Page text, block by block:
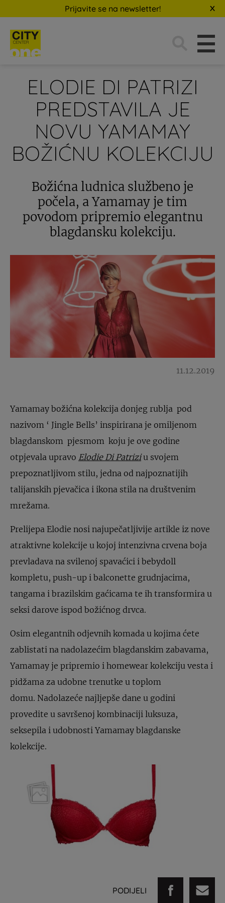
Prijavite se na newsletter!
ELODIE DI PATRIZI
PREDSTAVILA JE
NOVU YAMAMAY
BOŽIĆNU KOLEKCIJU
Božićna ludnica službeno je
počela, a Yamamay je tim
povodom pripremio elegantnu
blagdansku kolekciju.
11.12.2019
Yamamay božićna kolekcija donjeg rublja pod
nazivom ‘ Jingle Bells’ inspirirana je omiljenom
blagdanskom pjesmom koju je ove godine
otpjevala upravo Elodie Di Patriziu svojem
prepoznatljivom stilu, jedna od najpoznatijih
talijanskih pjevačica i ikona stila na društvenim
mrežama.
Prelijepa Elodie nosi najupečatljivije artikle iz nove
atraktivne kolekcije u kojoj intenzivna crvena boja
prevladava na svilenoj spavaćici i bebydoll
kompletu, push-up i balconette grudnjacima,
tangama i brazilskim gaćicama te ih transformira u
seksi darove ispod božićnog drvca.
Osim elegantnih odjevnih komada u kojima ćete
zablistati na nadolazećim blagdanskim zabavama,
Yamamay je pripremio i homewear kolekciju vesta i
pidžama za udobne trenutke u toplom
domu. Nadolazeće najljepše dane u godini
provedite u savršenoj kombinaciji luksuza,
seksepila i udobnosti Yamamay blagdanske
kolekcije.
PODIJELI